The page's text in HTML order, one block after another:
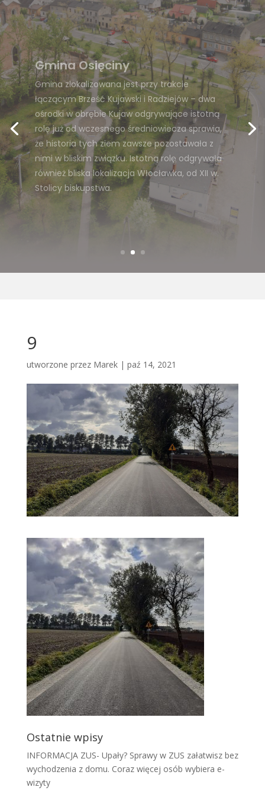
Obszar gminy Osięciny leży w południowej
części województwa kujawsko-pomorskiego i
północno-wschodniej części powiatu
radziejowskiego. W wewnętrznym podziale
administracyjnym powiat dzieli się na jednostki
samorządowe. Gmina Osięciny jest jedną z 7
gmin powiatu radziejowskiego.
9
utworzone przez Marek| paź 14, 2021
Ostatnie wpisy
INFORMACJA ZUS- Upały? Sprawy w ZUS załatwisz bez
wychodzenia z domu. Coraz więcej osób wybiera e-
wizyty